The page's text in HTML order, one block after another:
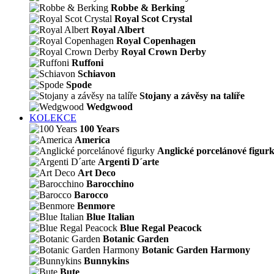
Robbe & Berking
Royal Scot Crystal
Royal Albert
Royal Copenhagen
Royal Crown Derby
Ruffoni
Schiavon
Spode
Stojany a závěsy na talíře
Wedgwood
KOLEKCE
100 Years
America
Anglické porcelánové
Argenti D´arte
Art Deco
Barocchino
Barocco
Benmore
Blue Italian
Blue Regal Peacock
Botanic Garden
Botanic Garden Harmony
Bunnykins
Bute